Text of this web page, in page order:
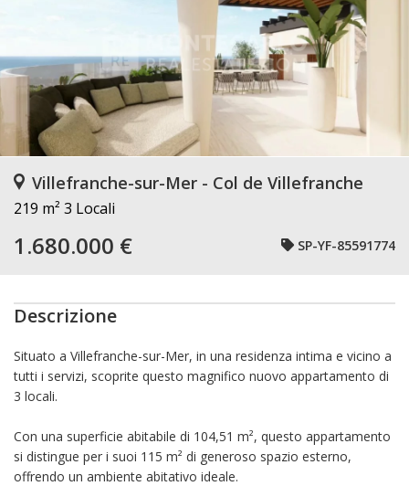
Villefranche-sur-Mer - Col de Villefranche
219 m² 3 Locali
1.680.000 € SP-YF-85591774
Descrizione
Situato a Villefranche-sur-Mer, in una residenza intima e vicino a
tutti i servizi, scoprite questo magnifico nuovo appartamento di
3 locali.
Con una superficie abitabile di 104,51 m², questo appartamento
si distingue per i suoi 115 m² di generoso spazio esterno,
offrendo un ambiente abitativo ideale.